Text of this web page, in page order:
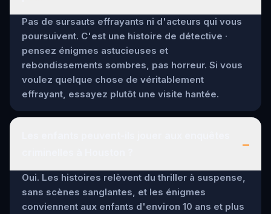
Pas de sursauts effrayants ni d'acteurs qui vous
poursuivent. C'est une histoire de détective ·
pensez énigmes astucieuses et
rebondissements sombres, pas horreur. Si vous
voulez quelque chose de véritablement
effrayant, essayez plutôt une visite hantée.
–
Oui. Les histoires relèvent du thriller à suspense,
sans scènes sanglantes, et les énigmes
conviennent aux enfants d'environ 10 ans et plus